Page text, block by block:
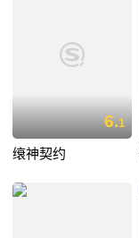
6.1
缞神契约